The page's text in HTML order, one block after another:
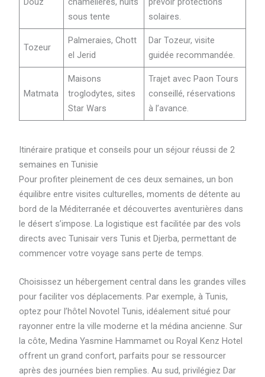
sous tente
solaires.
Tozeur
Palmeraies, Chott
el Jerid
Dar Tozeur, visite
guidée recommandée.
Matmata
Maisons
troglodytes, sites
Star Wars
Trajet avec Paon Tours
conseillé, réservations
à l’avance.
Itinéraire pratique et conseils pour un séjour réussi de 2
semaines en Tunisie
Pour profiter pleinement de ces deux semaines, un bon
équilibre entre visites culturelles, moments de détente au
bord de la Méditerranée et découvertes aventurières dans
le désert s’impose. La logistique est facilitée par des vols
directs avec Tunisair vers Tunis et Djerba, permettant de
commencer votre voyage sans perte de temps.
Choisissez un hébergement central dans les grandes villes
pour faciliter vos déplacements. Par exemple, à Tunis,
optez pour l’hôtel Novotel Tunis, idéalement situé pour
rayonner entre la ville moderne et la médina ancienne. Sur
la côte, Medina Yasmine Hammamet ou Royal Kenz Hotel
offrent un grand confort, parfaits pour se ressourcer
après des journées bien remplies. Au sud, privilégiez Dar